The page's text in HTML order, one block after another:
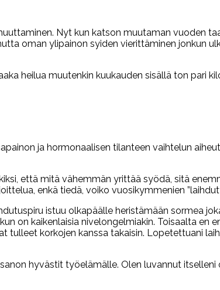
Nyt kun katson muutaman vuoden
oman ylipainon syiden vierittäminen jonkun
heilua muutenkin kuukauden sisällä ton pari
ja hormonaalisen tilanteen vaihtelun
että mitä vähemmän yrittää syödä, sitä
enkä tiedä, voiko vuosikymmenien
istuu olkapäälle heristämään sormea
on kaikenlaisia nivelongelmiakin. Toisaalta en
korkojen kanssa takaisin. Lopetettuani
hyvästit työelämälle. Olen luvannut